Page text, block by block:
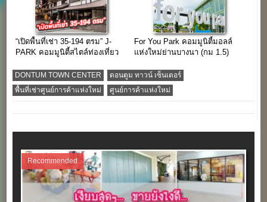
“เปิดพื้นที่เช่า 35-194 ตรม” J-
PARK คอมมูนิตี้สไตล์ท่องเที่ยว
For You Park คอมมูนิตี้มอลล์
แห่งใหม่ย่านบางนา (กม 1.5)
DONTUM TOWN CENTER
ดอนตูม ทาวน์ เซ็นเตอร์
พื้นที่เช่าศูนย์การค้าแห่งใหม่
ศูนย์การค้าแห่งใหม่
Recommended